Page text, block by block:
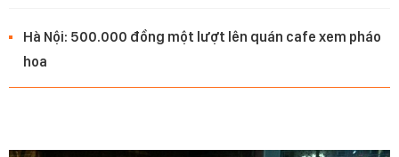
Hà Nội: 500.000 đồng một lượt lên quán cafe xem pháo
hoa